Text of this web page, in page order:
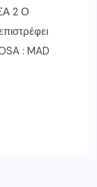
2 Ο
: MAD